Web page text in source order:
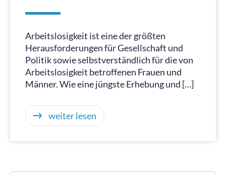
Arbeitslosigkeit ist eine der größten
Herausforderungen für Gesellschaft und
Politik sowie selbstverständlich für die von
Arbeitslosigkeit betroffenen Frauen und
Männer. Wie eine jüngste Erhebung und […]
weiter lesen